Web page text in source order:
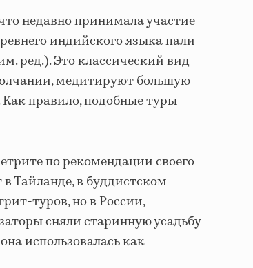
недавно принимала участие
индийского языка пали —
ред.). Это классический вид
медитируют большую
Как правило, подобные туры
по рекомендации своего
Тайланде, в буддистском
туров, но в России,
сняли старинную усадьбу
использовалась как